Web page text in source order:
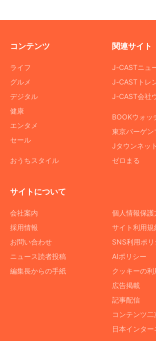
コンテンツ
ライフ
グルメ
デジタル
健康
エンタメ
セール
おうちスタイル
関連サイト
J-CASTニュ
J-CASTトレ
J-CAST会社
BOOKウォッ
東京バーゲン
Jタウンネット
ゼロまる
サイトについて
会社案内
採用情報
お問い合わせ
ニュース読者投稿
編集長からの手紙
個人情報保護
サイト利用規
SNS利用ポリ
AIポリシー
クッキーの利
広告掲載
記事配信
コンテンツ二
日本インタ